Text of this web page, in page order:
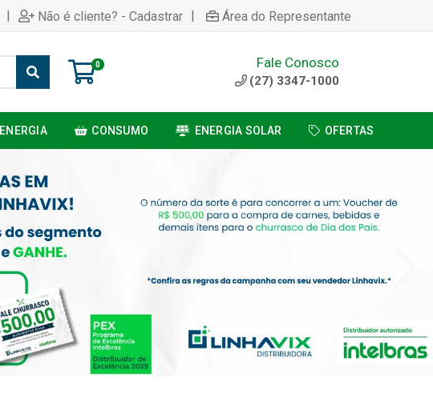
| Não é cliente? - Cadastrar | Área do Representante
0 Fale Conosco
(27) 3347-1000
ENERGIA CONSUMO ENERGIA SOLAR OFERTAS